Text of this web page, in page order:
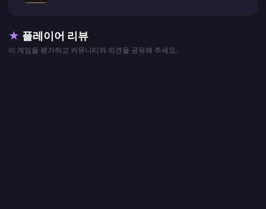
★ 플레이어 리뷰
이 게임을 평가하고 커뮤니티와 의견을 공유해 주세요.